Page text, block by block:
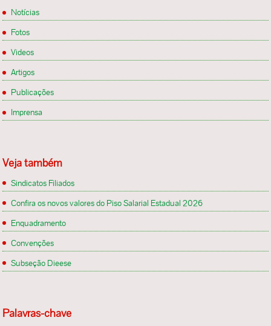
Notícias
Fotos
Videos
Artigos
Publicações
Imprensa
Veja também
Sindicatos Filiados
Confira os novos valores do Piso Salarial Estadual 2026
Enquadramento
Convenções
Subseção Dieese
Palavras-chave